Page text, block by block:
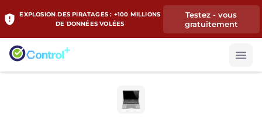
EXPLOSION DES PIRATAGES : +100 MILLIONS
DE DONNÉES VOLÉES
Testez - vous
gratuitement